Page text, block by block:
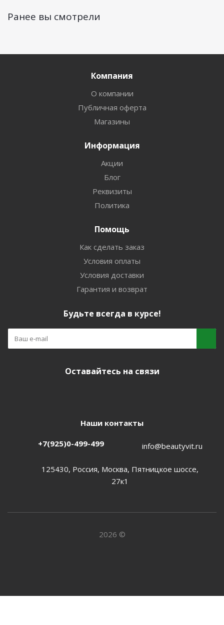
Ранее вы смотрели
Компания
О компании
Публичная оферта
Магазины
Информация
Акции
Блог
Реквизиты
Политика
Помощь
Как сделать заказ
Условия оплаты
Условия доставки
Гарантия и возврат
Будьте всегда в курсе!
Оставайтесь на связи
Наши контакты
+7(925)0-499-499 info@beautyvit.ru
125430, Россия, Москва, Пятницкое шоссе,
27к1
2026 ©